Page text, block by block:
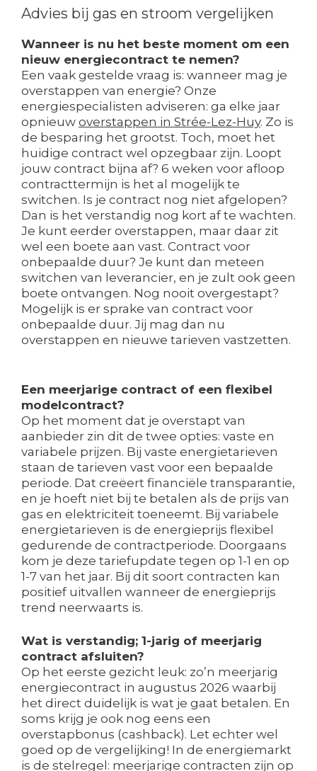
Advies bij gas en stroom vergelijken
Wanneer is nu het beste moment om een
nieuw energiecontract te nemen?
Een vaak gestelde vraag is: wanneer mag je
overstappen van energie? Onze
energiespecialisten adviseren: ga elke jaar
opnieuw overstappen in Strée-Lez-Huy. Zo is
de besparing het grootst. Toch, moet het
huidige contract wel opzegbaar zijn. Loopt
jouw contract bijna af? 6 weken voor afloop
contracttermijn is het al mogelijk te
switchen. Is je contract nog niet afgelopen?
Dan is het verstandig nog kort af te wachten.
Je kunt eerder overstappen, maar daar zit
wel een boete aan vast. Contract voor
onbepaalde duur? Je kunt dan meteen
switchen van leverancier, en je zult ook geen
boete ontvangen. Nog nooit overgestapt?
Mogelijk is er sprake van contract voor
onbepaalde duur. Jij mag dan nu
overstappen en nieuwe tarieven vastzetten.
Een meerjarige contract of een flexibel
modelcontract?
Op het moment dat je overstapt van
aanbieder zin dit de twee opties: vaste en
variabele prijzen. Bij vaste energietarieven
staan de tarieven vast voor een bepaalde
periode. Dat creëert financiële transparantie,
en je hoeft niet bij te betalen als de prijs van
gas en elektriciteit toeneemt. Bij variabele
energietarieven is de energieprijs flexibel
gedurende de contractperiode. Doorgaans
kom je deze tariefupdate tegen op 1-1 en op
1-7 van het jaar. Bij dit soort contracten kan
positief uitvallen wanneer de energieprijs
trend neerwaarts is.
Wat is verstandig; 1-jarig of meerjarig
contract afsluiten?
Op het eerste gezicht leuk: zo’n meerjarig
energiecontract in augustus 2026 waarbij
het direct duidelijk is wat je gaat betalen. En
soms krijg je ook nog eens een
overstapbonus (cashback). Let echter wel
goed op de vergelijking! In de energiemarkt
is de stelregel: meerjarige contracten zijn op